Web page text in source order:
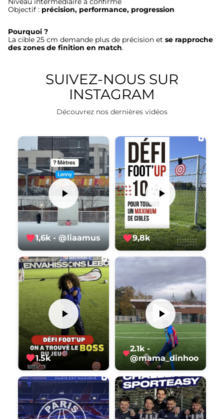
Objectif : précision, performance, progression
Pourquoi ?
La cible 25 cm demande plus de précision et se rapproche
des zones de finition en match.
SUIVEZ-NOUS SUR
INSTAGRAM
Découvrez nos dernières vidéos
1,6k - @liaamus 9,8k
1.5k
2.1k -
@mama_dinhoo